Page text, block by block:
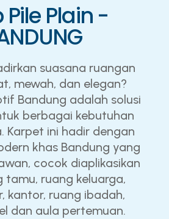
Pile Plain -
suasana ruangan
mewah, dan elegan?
Bandung adalah solusi
berbagai kebutuhan
Karpet ini hadir dengan
khas Bandung yang
cocok diaplikasikan
tamu, ruang keluarga,
kantor, ruang ibadah,
dan aula pertemuan.